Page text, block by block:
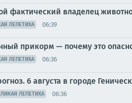
фактический владелец
ЛЕПЕТИХА 06:39
прикорм — почему это
ЛЕПЕТИХА 06:36
6 августа в городе
ЛЕПЕТИХА 06:36